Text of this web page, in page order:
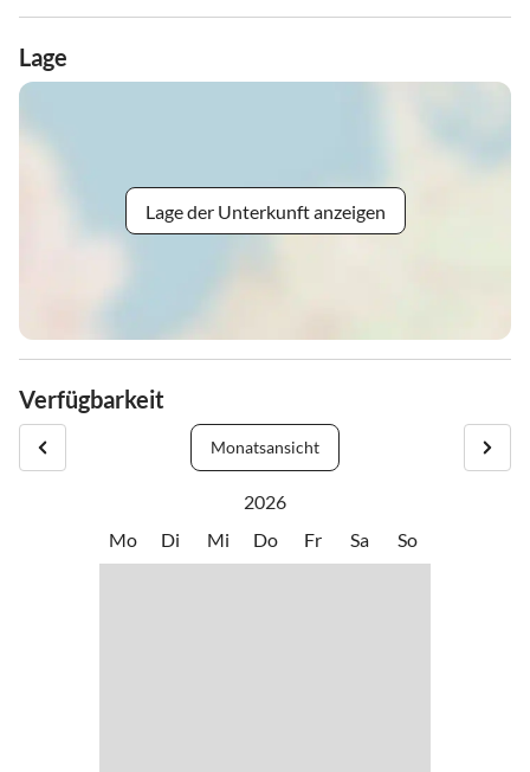
Lage
Lage der Unterkunft anzeigen
Verfügbarkeit
Monatsansicht
2026
Mo
Di Mi Do Fr Sa So